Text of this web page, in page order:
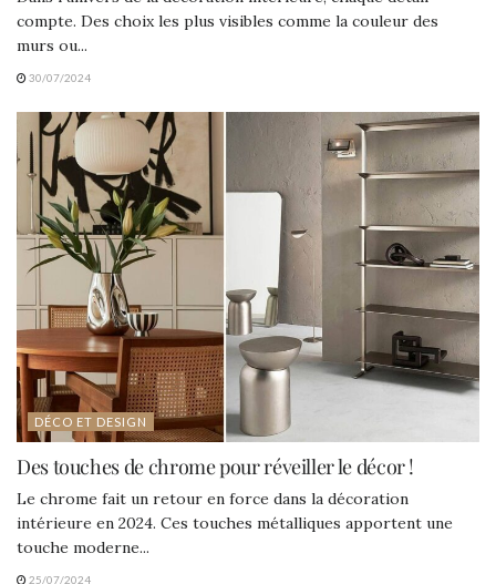
compte. Des choix les plus visibles comme la couleur des
murs ou...
30/07/2024
DÉCO ET DESIGN
Des touches de chrome pour réveiller le décor !
Le chrome fait un retour en force dans la décoration
intérieure en 2024. Ces touches métalliques apportent une
touche moderne...
25/07/2024